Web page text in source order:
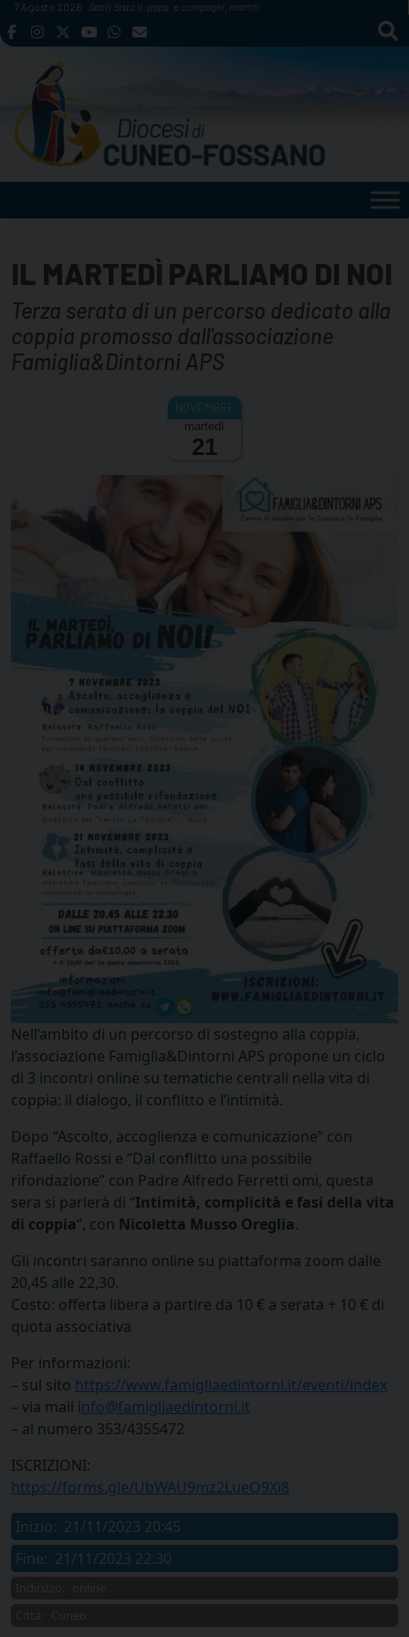
Skip
to
7 Agosto 2026 Santi Sisto II, papa, e compagni, martiri
IL MARTEDÌ PARLIAMO DI NOI
Terza serata di un percorso dedicato alla
coppia promosso dall'associazione
Famiglia&Dintorni APS
martedì
21
Nell’ambito di un percorso di sostegno alla coppia,
l’associazione Famiglia&Dintorni APS propone un ciclo
di 3 incontri online su tematiche centrali nella vita di
coppia: il dialogo, il conflitto e l’intimità.
Dopo “Ascolto, accoglienza e comunicazione” con
Raffaello Rossi e “Dal conflitto una possibile
rifondazione” con Padre Alfredo Ferretti omi, questa
sera si parlerà di “Intimità, complicità e fasi della vita
di coppia“, con Nicoletta Musso Oreglia.
Gli incontri saranno online su piattaforma zoom dalle
20,45 alle 22,30.
Costo: offerta libera a partire da 10 € a serata + 10 € di
quota associativa
Per informazioni:
– sul sito https://www.famigliaedintorni.it/eventi/index
– via mail info@famigliaedintorni.it
– al numero 353/4355472
ISCRIZIONI:
https://forms.gle/UbWAU9mz2LueQ9Xi8
Inizio: 21/11/2023 20:45
Fine: 21/11/2023 22:30